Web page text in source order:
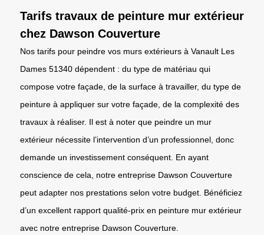
Tarifs travaux de peinture mur extérieur
chez Dawson Couverture
Nos tarifs pour peindre vos murs extérieurs à Vanault Les
Dames 51340 dépendent : du type de matériau qui
compose votre façade, de la surface à travailler, du type de
peinture à appliquer sur votre façade, de la complexité des
travaux à réaliser. Il est à noter que peindre un mur
extérieur nécessite l’intervention d’un professionnel, donc
demande un investissement conséquent. En ayant
conscience de cela, notre entreprise Dawson Couverture
peut adapter nos prestations selon votre budget. Bénéficiez
d’un excellent rapport qualité-prix en peinture mur extérieur
avec notre entreprise Dawson Couverture.